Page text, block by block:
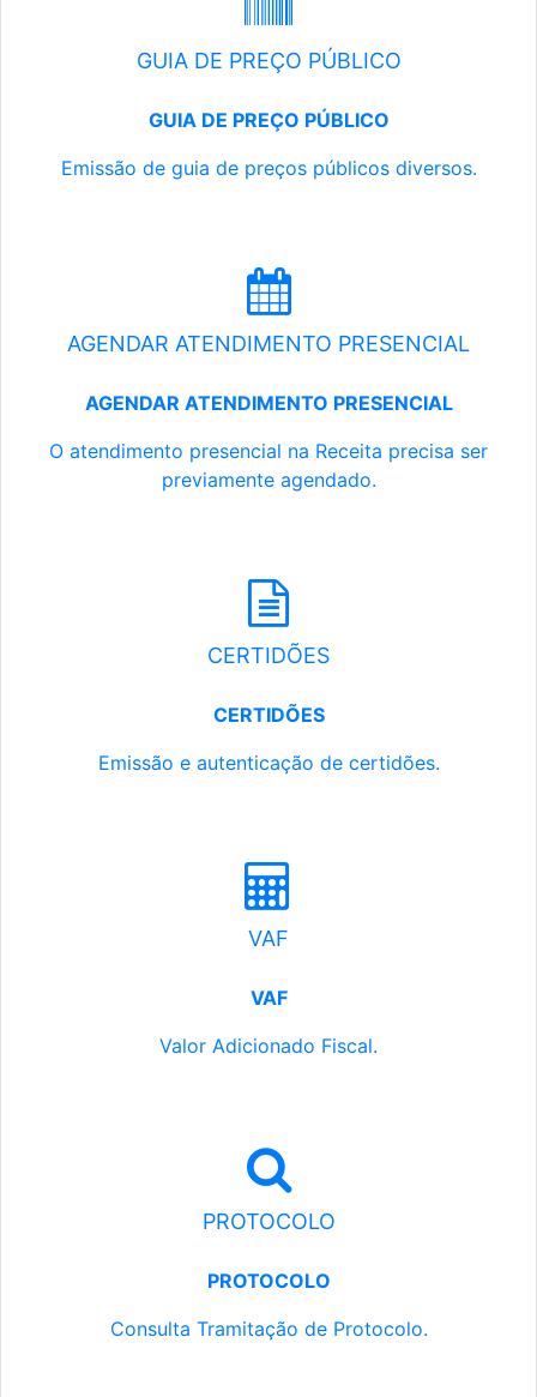
GUIA DE PREÇO PÚBLICO
GUIA DE PREÇO PÚBLICO
Emissão de guia de preços públicos diversos.
AGENDAR ATENDIMENTO PRESENCIAL
AGENDAR ATENDIMENTO PRESENCIAL
O atendimento presencial na Receita precisa ser
previamente agendado.
CERTIDÕES
CERTIDÕES
Emissão e autenticação de certidões.
VAF
VAF
Valor Adicionado Fiscal.
PROTOCOLO
PROTOCOLO
Consulta Tramitação de Protocolo.